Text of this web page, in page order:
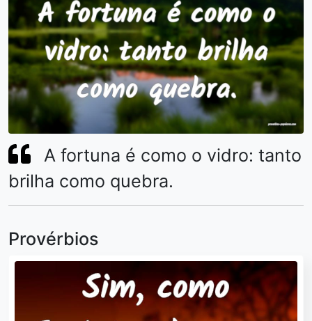
A fortuna é como o vidro: tanto
brilha como quebra.
Provérbios